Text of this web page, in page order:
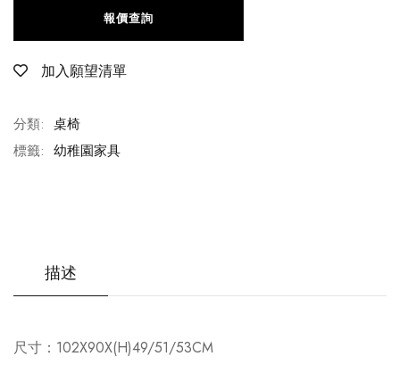
加入願望清單
報價查詢
分類: 桌椅
標籤: 幼稚園家具
描述
尺寸： 102X90X(H)49/51/53CM